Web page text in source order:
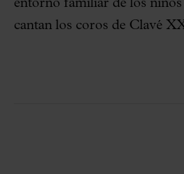
entorno familiar de los niños
cantan los coros de Clavé